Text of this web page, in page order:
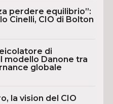
perdere equilibrio”:
Cinelli, CIO di Bolton
di
modello Danone tra
globale
la vision del CIO